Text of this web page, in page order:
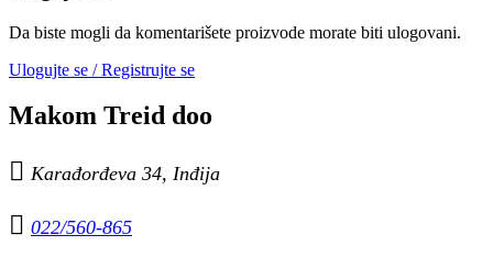
Da biste mogli da komentarišete proizvode morate biti ulogovani.
Ulogujte se / Registrujte se
Makom Treid doo
 Karađorđeva 34, Inđija
 022/560-865